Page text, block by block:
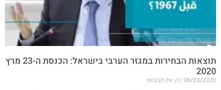
תוצאות הבחירות במגזר הערבי בישראל: הכנסת ה-23 מרץ
2020
06/03/2020 אין תגובות